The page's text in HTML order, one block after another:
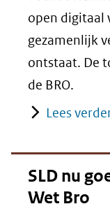
open digitaal
gezamenlijk
ontstaat. De
de BRO.
Lees
SLD nu
Wet Bro